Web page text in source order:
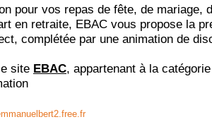
pour vos repas de fête, de mariage,
en retraite, EBAC vous propose la
complétée par une animation de
site EBAC, appartenant à la catégorie